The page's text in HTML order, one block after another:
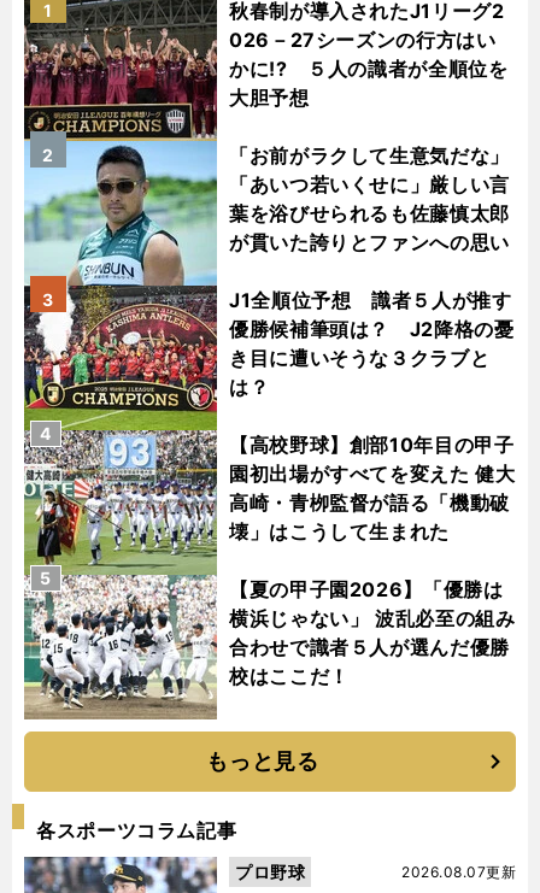
秋春制が導入されたJ1リーグ2
026－27シーズンの行方はい
かに!? ５人の識者が全順位を
大胆予想
1
「お前がラクして生意気だな」
「あいつ若いくせに」厳しい言
葉を浴びせられるも佐藤慎太郎
が貫いた誇りとファンへの思い
2
J1全順位予想 識者５人が推す
優勝候補筆頭は？ J2降格の憂
き目に遭いそうな３クラブと
は？
3
【高校野球】創部10年目の甲子
園初出場がすべてを変えた 健大
高崎・青栁監督が語る「機動破
壊」はこうして生まれた
4
【夏の甲子園2026】「優勝は
横浜じゃない」 波乱必至の組み
合わせで識者５人が選んだ優勝
校はここだ！
5
もっと見る
各スポーツコラム記事
2026.08.07更新
プロ野球